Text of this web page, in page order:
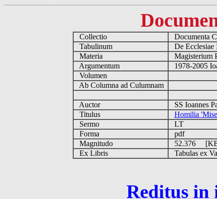
Collectio
Documenta
Tabulinum
De
Materia
Magisterium
Argumentum
1978-2005
Volumen
Ab Columna ad Culumnam
Auctor
SS Ioannes
Titulus
Homilia
Sermo
LT
Forma
pdf
Magnitudo
52.376
Ex Libris
Tabulas ex
Reditus in